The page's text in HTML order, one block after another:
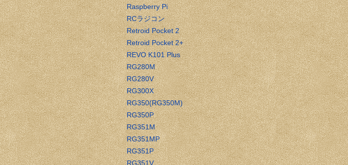
Raspberry Pi
RCラジコン
Retroid Pocket 2
Retroid Pocket 2+
REVO K101 Plus
RG280M
RG280V
RG300X
RG350(RG350M)
RG350P
RG351M
RG351MP
RG351P
RG351V